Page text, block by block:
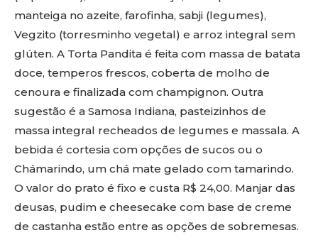
manteiga no azeite, farofinha, sabji (legumes),
Vegzito (torresminho vegetal) e arroz integral sem
glúten. A Torta Pandita é feita com massa de batata
doce, temperos frescos, coberta de molho de
cenoura e finalizada com champignon. Outra
sugestão é a Samosa Indiana, pasteizinhos de
massa integral recheados de legumes e massala. A
bebida é cortesia com opções de sucos ou o
Chámarindo, um chá mate gelado com tamarindo.
O valor do prato é fixo e custa R$ 24,00. Manjar das
deusas, pudim e cheesecake com base de creme
de castanha estão entre as opções de sobremesas.